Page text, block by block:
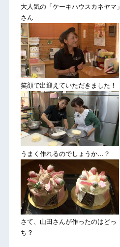
大人気の「ケーキハウスカネヤマ」
さん
笑顔で出迎えていただきました！
うまく作れるのでしょうか…？
さて、山田さんが作ったのはどっ
ち？